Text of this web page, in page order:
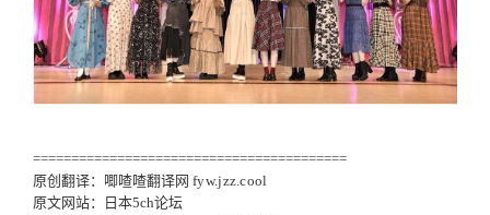
=========================================
原创翻译：唧喳喳翻译网 fyw.jzz.cool
原文网站：日本5ch论坛